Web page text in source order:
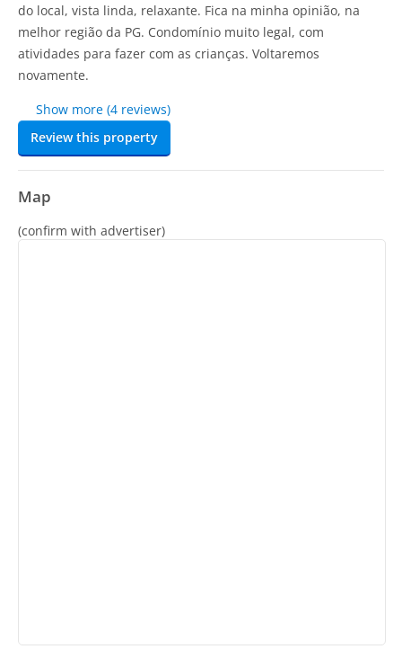
do local, vista linda, relaxante. Fica na minha opinião, na
melhor região da PG. Condomínio muito legal, com
atividades para fazer com as crianças. Voltaremos
novamente.
Show more (4 reviews)
Review this property
Map
(confirm with advertiser)